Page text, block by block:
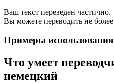
Ваш текст переведен частично.
Вы можете переводить не более
Примеры использования
Что умеет
немецкий